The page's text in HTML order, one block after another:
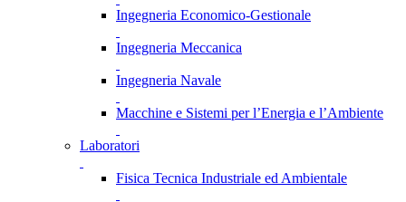
Ingegneria Economico-Gestionale
Ingegneria Meccanica
Ingegneria Navale
Macchine e Sistemi per l’Energia e l’Ambiente
Laboratori
Fisica Tecnica Industriale ed Ambientale